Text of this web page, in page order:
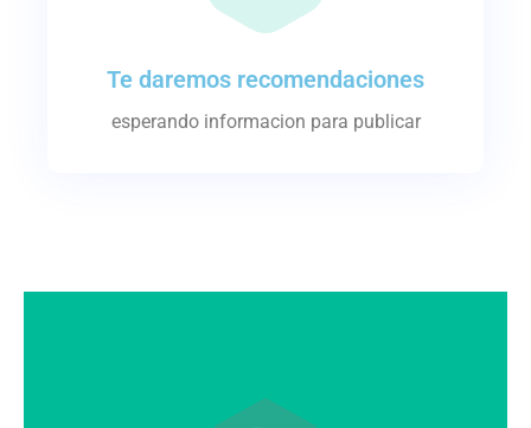
Te daremos recomendaciones
esperando informacion para publicar